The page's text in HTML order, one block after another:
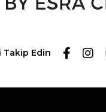
Takip Edin